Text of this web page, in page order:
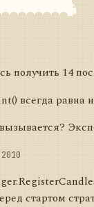
получить 14
всегда равна
стартом